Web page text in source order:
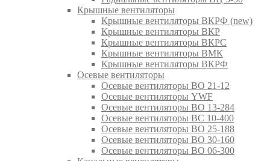
Крышные вентиляторы
Крышные вентиляторы ВКРФ (new)
Крышные вентиляторы ВКР
Крышные вентиляторы ВКРС
Крышные вентиляторы ВМК
Крышные вентиляторы ВКРФ
Осевые вентиляторы
Осевые вентиляторы ВО 21-12
Осевые вентиляторы YWF
Осевые вентиляторы ВО 13-284
Осевые вентиляторы ВС 10-400
Осевые вентиляторы ВО 25-188
Осевые вентиляторы ВО 30-160
Осевые вентиляторы ВО 06-300